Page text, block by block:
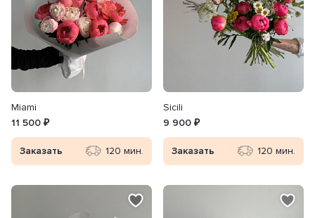
Miami
11 500 ₽
Заказать 120 мин.
Sicili
9 900 ₽
Заказать 120 мин.